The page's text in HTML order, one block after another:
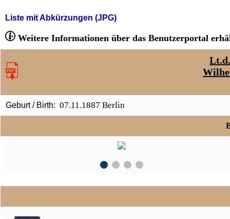
Liste mit Abkürzungen (JPG)
Weitere Informationen über das Benutzerportal
Geburt / Birth: 07.11.1887 Berlin